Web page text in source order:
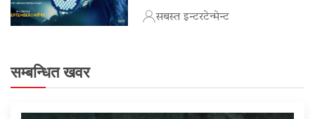
सबस्त इन्टरटेन्मेन्ट
सम्बन्धित खवर